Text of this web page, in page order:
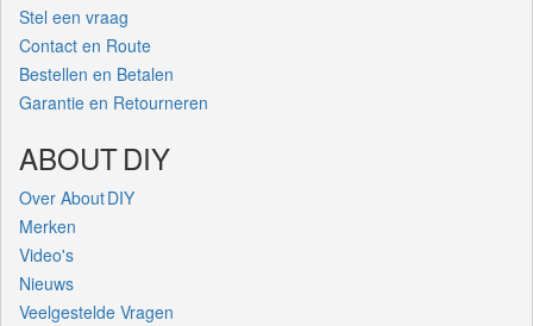
Stel een vraag
Contact en Route
Bestellen en Betalen
Garantie en Retourneren
ABOUT DIY
Over About DIY
Merken
Video's
Nieuws
Veelgestelde Vragen